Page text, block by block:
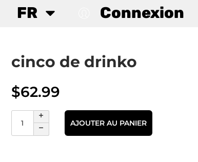
FR Connexion
cinco de drinko
$62.99
AJOUTER AU PANIER